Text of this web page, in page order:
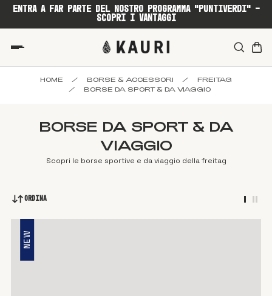
ENTRA A FAR PARTE DEL NOSTRO PROGRAMMA "PUNTIVERDI" -
SCOPRI I VANTAGGI
HOME / BORSE & ACCESSORI /
FREITAG
/
BORSE DA SPORT & DA VIAGGIO
BORSE DA SPORT & DA
VIAGGIO
Scopri le borse sportive e da viaggio della freitag
Ordina
NEW